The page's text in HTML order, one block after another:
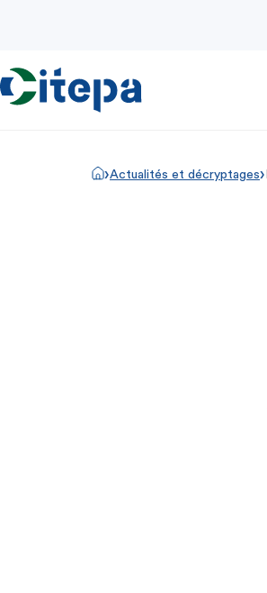
›Actualités et décryptages›